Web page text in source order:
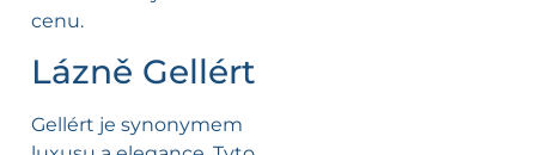
cenu.
Lázně Gellért
Gellért je synonymem